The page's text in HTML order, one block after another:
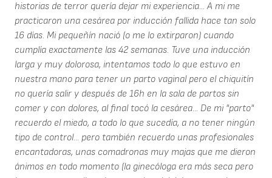
historias de terror quería dejar mi experiencia... A mi me
practicaron una cesárea por inducción fallida hace tan solo
16 días. Mi pequeñín nació (o me lo extirparon) cuando
cumplía exactamente las 42 semanas. Tuve una inducción
larga y muy dolorosa, intentamos todo lo que estuvo en
nuestra mano para tener un parto vaginal pero el chiquitín
no quería salir y después de 16h en la sala de partos sin
comer y con dolores, al final tocó la cesárea... De mi "parto"
recuerdo el miedo, a todo lo que sucedía, a no tener ningún
tipo de control... pero también recuerdo unas profesionales
encantadoras, unas comadronas muy majas que me dieron
ánimos en todo momento (la ginecóloga era más seca pero